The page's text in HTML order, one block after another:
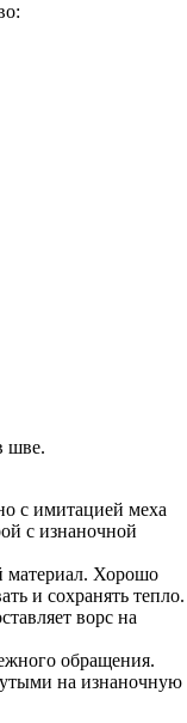
шве.
с имитацией меха
с изнаночной
Хорошо
и сохранять тепло.
ворс на
обращения.
на изнаночную